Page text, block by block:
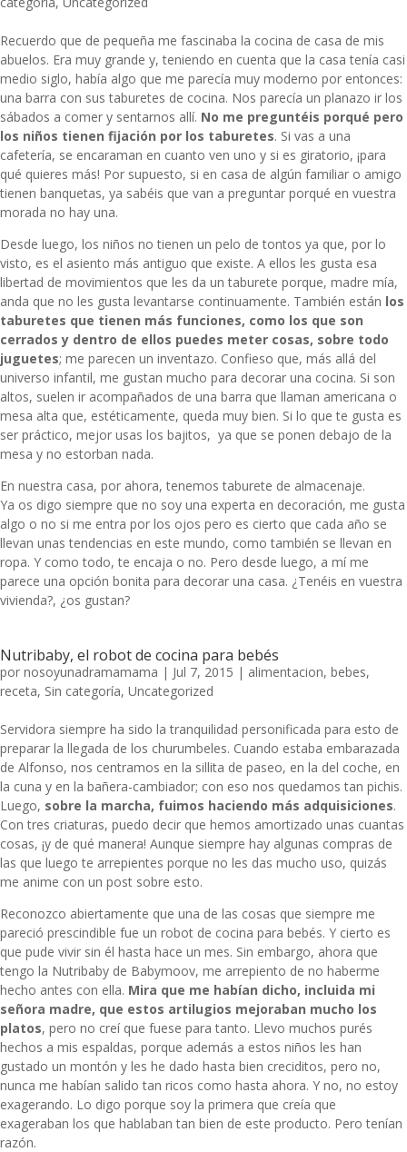
Recuerdo que de pequeña me fascinaba la cocina de casa de mis
abuelos. Era muy grande y, teniendo en cuenta que la casa tenía casi
medio siglo, había algo que me parecía muy moderno por entonces:
una barra con sustaburetes de cocina. Nos parecía un planazo ir los
sábados a comer y sentarnos allí. No me preguntéis porqué pero
los niños tienen fijación por los taburetes. Si vas a una
cafetería, se encaraman en cuanto ven uno y si es giratorio, ¡para
qué quieres más! Por supuesto, si en casa de algún familiar o amigo
tienen banquetas, ya sabéis que van a preguntar porqué en vuestra
morada no hay una.
Desde luego, los niños no tienen un pelo de tontos ya que, por lo
visto, es el asiento más antiguo que existe. A ellos les gusta esa
libertad de movimientos que les da un taburete porque, madre mía,
anda que no les gusta levantarse continuamente. También están los
taburetes que tienen más funciones, como los que son
cerrados y dentro de ellos puedes meter cosas, sobre todo
juguetes; me parecen un inventazo. Confieso que, más allá del
universo infantil, me gustan mucho para decorar una cocina. Si son
altos, suelen ir acompañados de una barra que llaman americana o
mesa alta que, estéticamente, queda muy bien. Si lo que te gusta es
ser práctico, mejor usas los bajitos, ya que se ponen debajo de la
mesa y no estorban nada.
En nuestra casa, por ahora, tenemos taburete de almacenaje.
Ya os digo siempre que no soy una experta en decoración, me gusta
algo o no si me entra por los ojos pero es cierto que cada año se
llevan unas tendencias en este mundo, como también se llevan en
ropa. Y como todo, te encaja o no. Pero desde luego, a mí me
parece una opción bonita para decorar una casa. ¿Tenéis en vuestra
vivienda?, ¿os gustan?
Nutribaby, el robot de cocina para bebés
por nosoyunadramamama | Jul 7, 2015 | alimentacion, bebes,
receta, Sin categoría, Uncategorized
Servidora siempre ha sido la tranquilidad personificada para esto de
preparar la llegada de los churumbeles. Cuando estaba embarazada
de Alfonso, nos centramos en la sillita de paseo, en la del coche, en
la cuna y en la bañera-cambiador; con eso nos quedamos tan pichis.
Luego, sobre la marcha, fuimos haciendo más adquisiciones.
Con tres criaturas, puedo decir que hemos amortizado unas cuantas
cosas, ¡y de qué manera! Aunque siempre hay algunas compras de
las que luego te arrepientes porque no les das mucho uso, quizás
me anime con un post sobre esto.
Reconozco abiertamente que una de las cosas que siempre me
pareció prescindible fue un robot de cocina para bebés. Y cierto es
que pude vivir sin él hasta hace un mes. Sin embargo, ahora que
tengo la Nutribaby de Babymoov, me arrepiento de no haberme
hecho antes con ella. Mira que me habían dicho, incluida mi
señora madre, que estos artilugios mejoraban mucho los
platos, pero no creí que fuese para tanto. Llevo muchos purés
hechos a mis espaldas, porque además a estos niños les han
gustado un montón y les he dado hasta bien creciditos, pero no,
nunca me habían salido tan ricos como hasta ahora. Y no, no estoy
exagerando. Lo digo porque soy la primera que creía que
exageraban los que hablaban tan bien de este producto. Pero tenían
razón.